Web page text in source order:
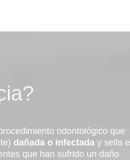
odontológico que
dañada o infectada y sella el
que han sufrido un daño